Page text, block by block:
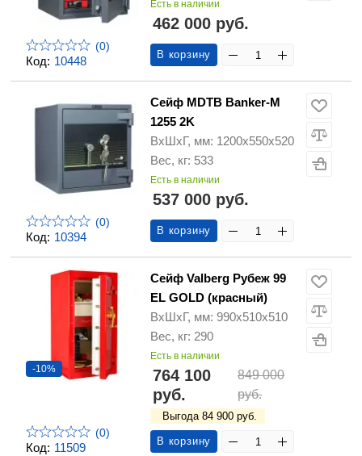
Код: 10448
(0)
Есть в наличии
462 000 руб.
В корзину
Код: 10394
(0)
Сейф MDTB Banker-M
1255 2K
ВхШхГ, мм: 1200х550х520
Вес, кг: 533
Есть в наличии
537 000 руб.
В корзину
Код: 11509
-10%
(0)
Сейф Valberg Рубеж 99
EL GOLD (красный)
ВхШхГ, мм: 990х510х510
Вес, кг: 290
Есть в наличии
764 100
руб.
849 000
руб.
Выгода 84 900 руб.
В корзину